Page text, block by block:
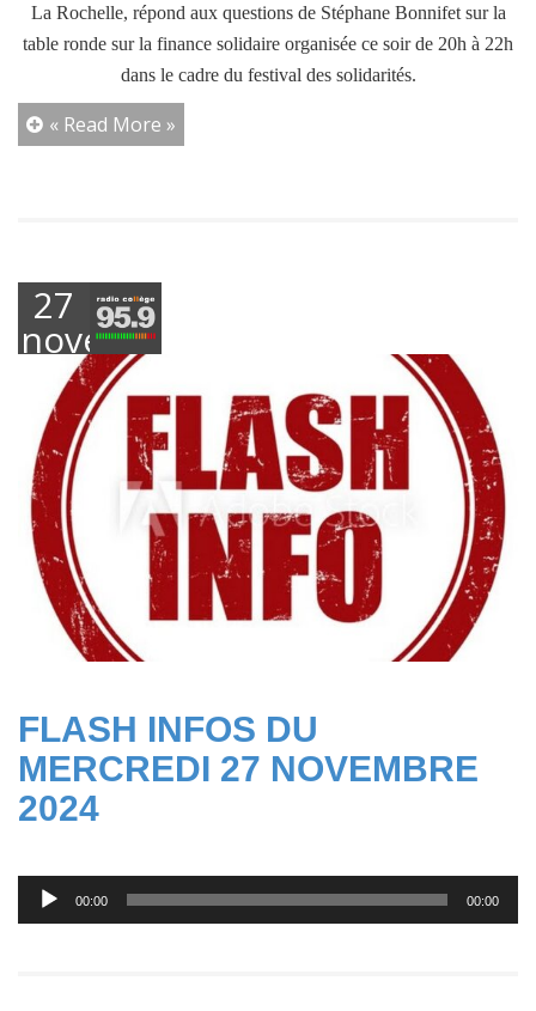
La Rochelle, répond aux questions de Stéphane Bonnifet sur la
table ronde sur la finance solidaire organisée ce soir de 20h à 22h
dans le cadre du festival des solidarités.
« Read More »
27
novembre
2024
FLASH INFOS DU
MERCREDI 27 NOVEMBRE
2024
Lecteur
audio
00:00 00:00